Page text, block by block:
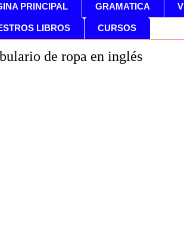
PRINCIPAL GRAMATICA
LIBROS CURSOS
de ropa en inglés